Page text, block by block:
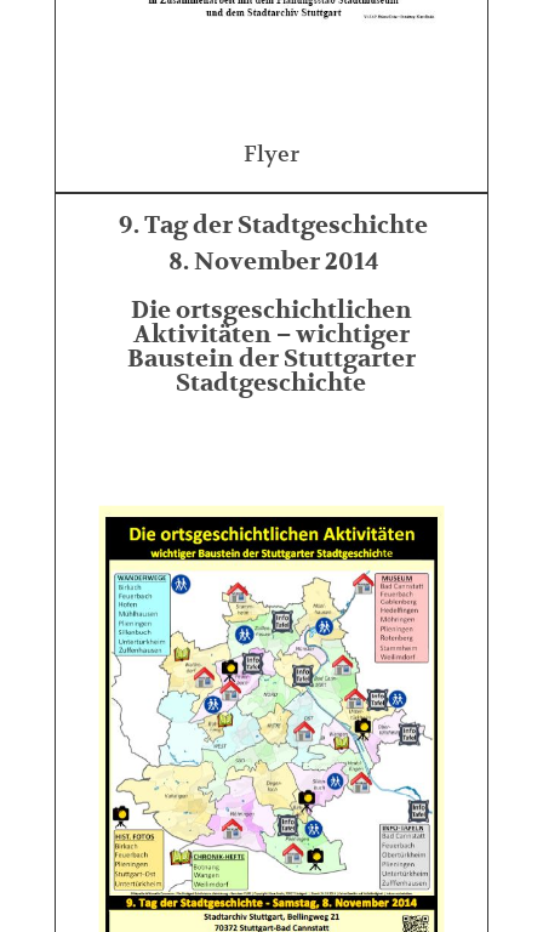
Flyer
9. Tag der Stadtgeschichte
8. November 2014
Die ortsgeschichtlichen
Aktivitäten – wichtiger
Baustein der Stuttgarter
Stadtgeschichte